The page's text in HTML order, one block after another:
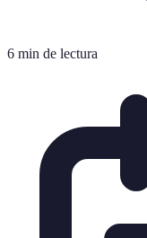
6 min de lectura